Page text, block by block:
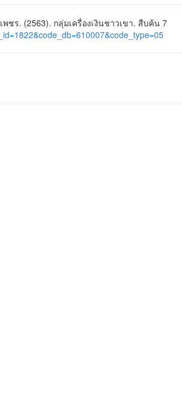
ชร. (2563). กลุ่มเครื่องเงินชาวเขา. สืบค้น 7